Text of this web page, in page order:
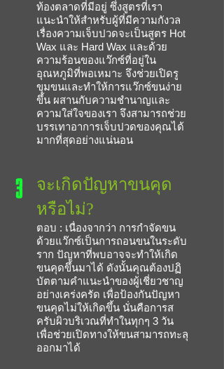
ท้องตลาดที่มีอยู่ ซึ่งสูตรที่เรา
แนะนำให้สำหรับผู้ที่มีความกังวล
เรื่องความเจ็บปวดจะเป็นสูตร Hot
Wax และ Hard Wax และด้วย
ความร้อนของแว๊กซ์ที่อยู่ใน
อุณหภูมิที่พอเหมาะ จึงช่วยเปิดรู
ขุมขนและทำให้การแว๊กซ์ขนง่าย
ขึ้น ผสานกับความชำนาญและ
ความใส่ใจของเรา จึงสามารถช่วย
บรรเทาอาการเจ็บปวดของคุณได้
มากที่สุดอย่างแน่นอน
3
จะเกิดปัญหาขนคุด
หรือไม่?
ตอบ : เนื่องจากว่า การกำจัดขน
ด้วยแว๊กซ์เป็นการถอนขนในระดับ
ราก ปัญหาที่พบอาจจะทำให้เกิด
ขนคุดขึ้นมาได้ ดังนั้นคุณต้องปฏิ
บัตตามคำแนะนำของผู้เชี่ยวชาญ
อย่างเคร่งครัด เพื่อป้องกันปัญหา
ขนคุดไม่ให้เกิดขึ้น นั่นคือการส
ครับผิวบริเวณที่ทำในทุกๆ 3 วัน
เพื่อช่วยเปิดทางให้ขนสามารถทะลุ
ออกมาได้